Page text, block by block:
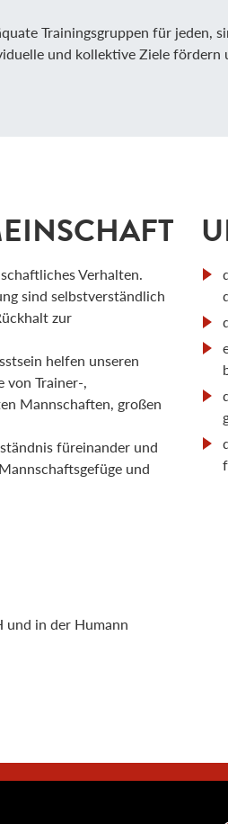
Trainingsgruppen für jeden,
und kollektive Ziele fördern
Verhalten.
sind selbstverständlich
zur
helfen unseren
von Trainer-,
Mannschaften, großen
füreinander und
und
und in der Humann